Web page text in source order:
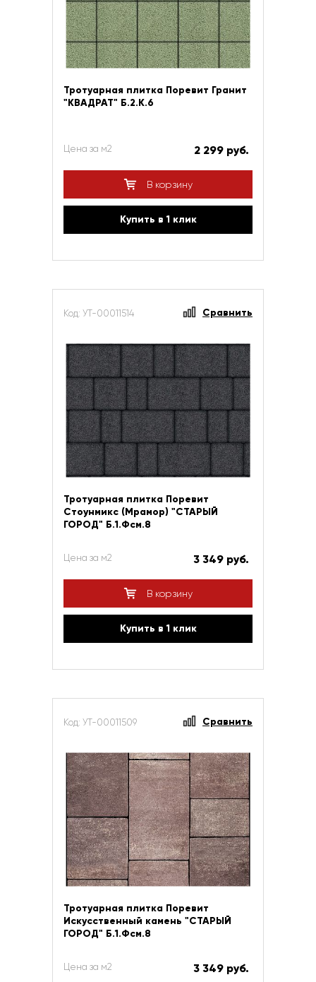
Тротуарная плитка Поревит Гранит
"КВАДРАТ" Б.2.К.6
Цена за м2 2 299 руб.
В корзину
Купить в 1 клик
Код: УТ-00011514 Сравнить
Тротуарная плитка Поревит
Стоунмикс (Мрамор) "СТАРЫЙ
ГОРОД" Б.1.Фсм.8
Цена за м2 3 349 руб.
В корзину
Купить в 1 клик
Код: УТ-00011509 Сравнить
Тротуарная плитка Поревит
Искусственный камень "СТАРЫЙ
ГОРОД" Б.1.Фсм.8
Цена за м2 3 349 руб.